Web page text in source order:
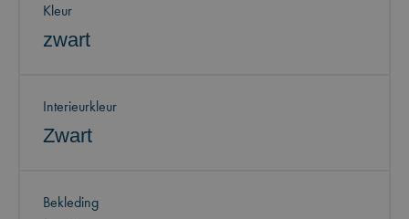
Kleur
zwart
Interieurkleur
Zwart
Bekleding